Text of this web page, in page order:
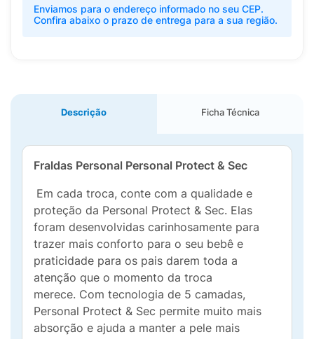
Enviamos para o endereço informado no seu CEP.
Confira abaixo o prazo de entrega para a sua região.
Descrição Ficha Técnica
Fraldas Personal Personal Protect & Sec
Em cada troca, conte com a qualidade e
proteção da Personal Protect & Sec. Elas
foram desenvolvidas carinhosamente para
trazer mais conforto para o seu bebê e
praticidade para os pais darem toda a
atenção que o momento da troca
merece. Com tecnologia de 5 camadas,
Personal Protect & Sec permite muito mais
absorção e ajuda a manter a pele mais